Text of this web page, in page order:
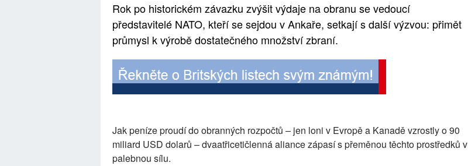
Rok po historickém závazku zvýšit výdaje na obranu se vedoucí
představitelé NATO, kteří se sejdou v Ankaře, setkají s další výzvou: přimět
průmysl k výrobě dostatečného množství zbraní.
Jak peníze proudí do obranných rozpočtů – jen loni v Evropě a Kanadě vzrostly o 90
miliard USD dolarů – dvaatřicetičlenná aliance zápasí s přeměnou těchto prostředků v
palebnou sílu.